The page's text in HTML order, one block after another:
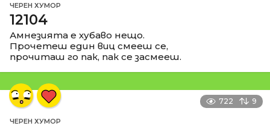
ЧЕРЕН ХУМОР
12104
Амнезията е хубаво нещо.
Прочетеш един виц смееш се,
прочиташ го пак, пак се засмееш.
722 9
ЧЕРЕН ХУМОР